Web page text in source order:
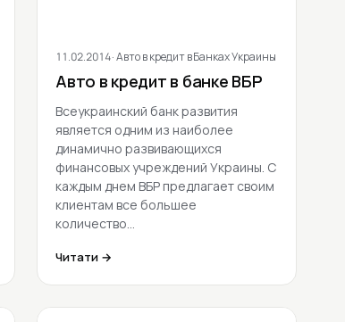
11.02.2014· Авто в кредит в Банках Украины
Авто в кредит в банке ВБР
Всеукраинский банк развития
является одним из наиболее
динамично развивающихся
финансовых учреждений Украины. С
каждым днем ВБР предлагает своим
клиентам все большее
количество…
Читати →